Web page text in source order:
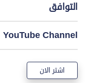
التوافق
YouTube Channel
اشتر الان